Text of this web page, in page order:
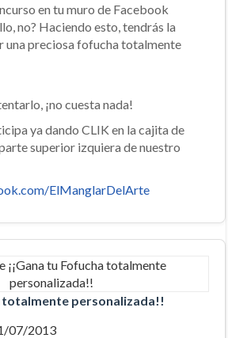
en tu muro de Facebook
no? Haciendo esto, tendrás la
una preciosa fofucha totalmente
¡no cuesta nada!
ya dando CLIK en la cajita de
superior izquiera de nuestro
ElManglarDelArte
totalmente personalizada!!
07/2013